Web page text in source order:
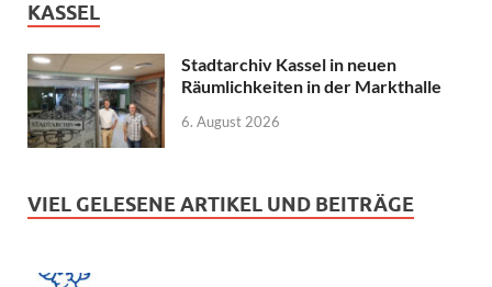
KASSEL
Stadtarchiv Kassel in neuen
Räumlichkeiten in der Markthalle
6. August 2026
VIEL GELESENE ARTIKEL UND BEITRÄGE